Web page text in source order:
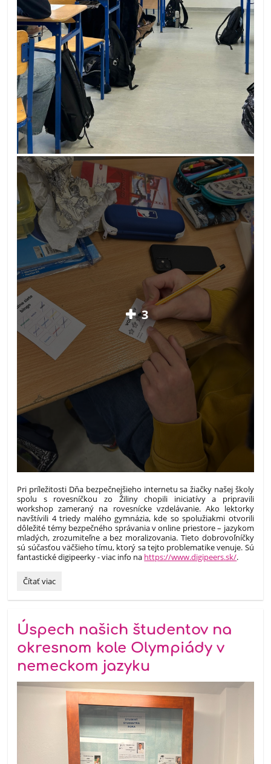
3
Pri príležitosti Dňa bezpečnejšieho internetu sa žiačky našej školy
spolu s rovesníčkou zo Žiliny chopili iniciatívy a pripravili
workshop zameraný na rovesnícke vzdelávanie. Ako lektorky
navštívili 4 triedy malého gymnázia, kde so spolužiakmi otvorili
dôležité témy bezpečného správania v online priestore – jazykom
mladých, zrozumiteľne a bez moralizovania. Tieto dobrovoľníčky
sú súčasťou väčšieho tímu, ktorý sa tejto problematike venuje. Sú
fantastické digipeerky - viac info na https://www.digipeers.sk/.
Deň
internetu
:
Čítať viac
Úspech našich študentov na
okresnom kole Olympiády v
nemeckom jazyku